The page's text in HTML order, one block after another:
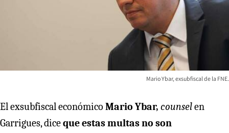
Mario Ybar, exsubfiscal de la FNE.
El exsubfiscal económico Mario Ybar, counselen
Garrigues, diceque estas multas no son